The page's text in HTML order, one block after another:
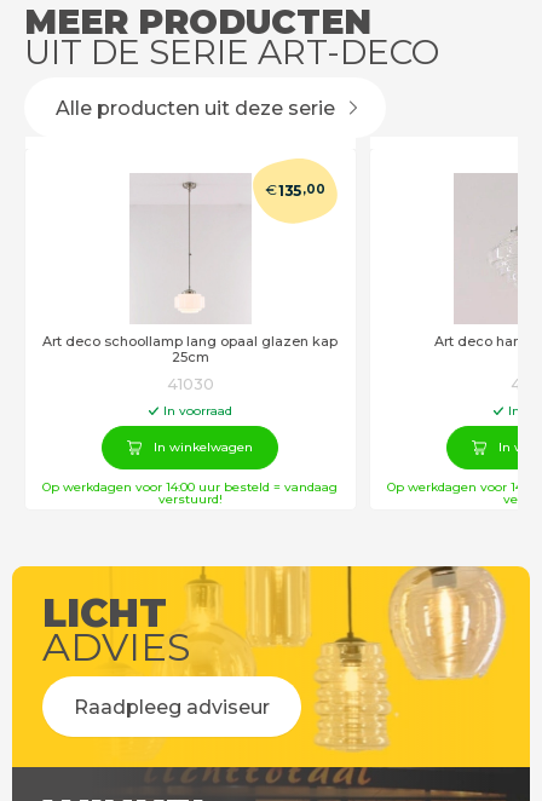
MEER PRODUCTEN
UIT DE SERIE ART-DECO
Alle producten uit deze serie
Art deco schoollamp lang opaal glazen kap
25cm
€135,00
41030
In voorraad
In winkelwagen
Op werkdagen voor 14:00 uur besteld = vandaag
verstuurd!
Art deco
In
In
Op werkdagen voor
LICHT
ADVIES
Raadpleeg adviseur